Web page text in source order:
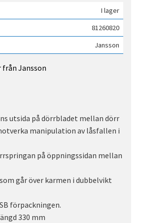
I lager
81260820
Jansson
från Jansson
utsida på dörrbladet mellan dörr
manipulation av låsfallen i
på öppningssidan mellan
går över karmen i dubbelvikt
förpackningen.
330 mm